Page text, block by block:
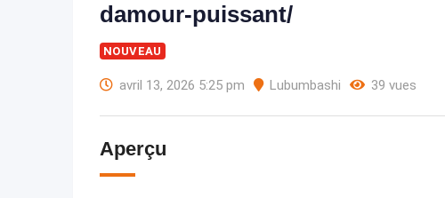
damour-puissant/
NOUVEAU
avril 13, 2026 5:25 pm Lubumbashi 39 vues
Aperçu